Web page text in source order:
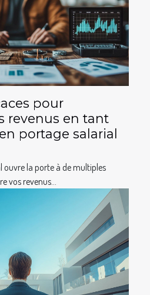
pour
revenus en tant
portage salarial
ouvre la porte à de multiples
revenus...